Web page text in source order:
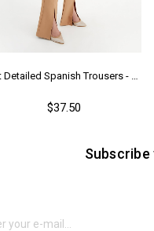
Slit Detailed Spanish Trousers - Camel
$37.50